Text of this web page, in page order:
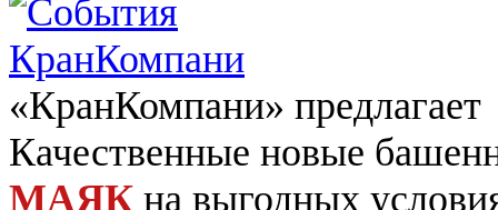
«КранКомпани» предлагает
Качественные новые
МАЯК на выгодных